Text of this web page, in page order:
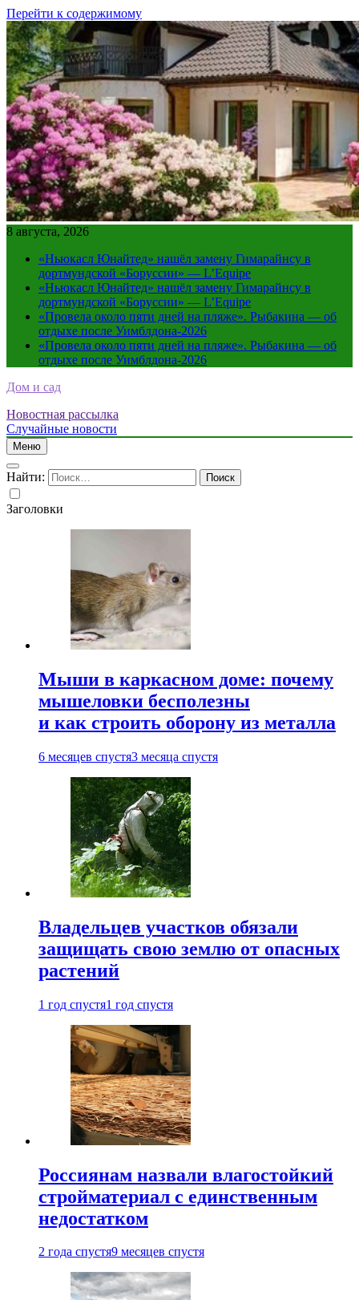
Перейти к содержимому
8 августа, 2026
«Ньюкасл Юнайтед» нашёл замену Гимарайнсу в
дортмундской «Боруссии» — L’Equipe
«Ньюкасл Юнайтед» нашёл замену Гимарайнсу в
дортмундской «Боруссии» — L’Equipe
«Провела около пяти дней на пляже». Рыбакина — об
отдыхе после Уимблдона-2026
«Провела около пяти дней на пляже». Рыбакина — об
отдыхе после Уимблдона-2026
Дом и сад
Новостная рассылка
Случайные новости
Меню
Найти:
Заголовки
Мыши в каркасном доме: почему
мышеловки бесполезны
и как строить оборону из металла
6 месяцев спустя3 месяца спустя
Владельцев участков обязали
защищать свою землю от опасных
растений
1 год спустя1 год спустя
Россиянам назвали влагостойкий
стройматериал с единственным
недостатком
2 года спустя9 месяцев спустя